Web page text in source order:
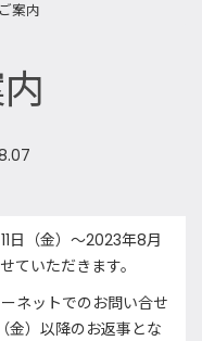
案内
日（金）～2023年8月
ていただきます。
ネットでのお問い合せ
金）以降のお返事とな